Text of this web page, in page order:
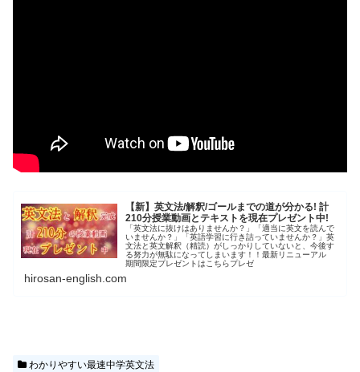
【新】英文法/解釈/ゴールまでの道が分かる! 計
210分授業動画とテキストを現在プレゼント中!
「英文法に抜けはありませんか？」「適当に英文を読んで
いませんか？」「英語学習に行き詰っていませんか？」英
文法と英文解釈（精読）がしっかりしていないと、今後す
る努力が無駄になってしまいます！！最新リニューアル
期間限定プレゼントはこちらプレゼ
hirosan-english.com
わかりやすい最速中学英文法